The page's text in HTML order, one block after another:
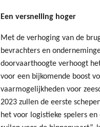
Een versnelling hoger
Met de verhoging van de
bevrachters en
doorvaarthoogte verhoogt
voor een bijkomende boost
vaarmogelijkheden voor
2023 zullen de eerste
het voor logistieke spelers